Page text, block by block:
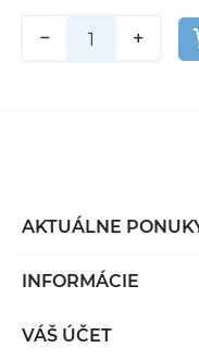
− +
AKTUÁLNE
INFORMÁCIE
VÁŠ ÚČET